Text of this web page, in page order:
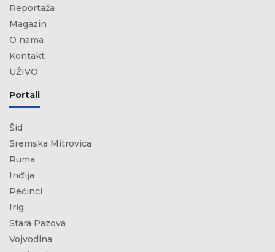
Reportaža
Magazin
O nama
Kontakt
UŽIVO
Portali
Šid
Sremska Mitrovica
Ruma
Inđija
Pećinci
Irig
Stara Pazova
Vojvodina